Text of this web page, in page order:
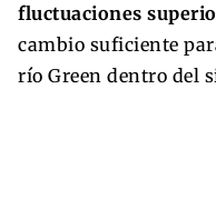
fluctuaciones
cambio suficiente
río Green dentro del